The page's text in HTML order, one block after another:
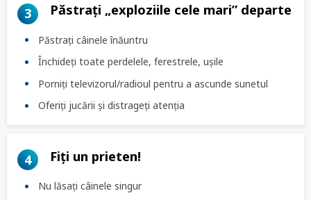
3 Păstrați „exploziile cele mari” departe
Păstrați câinele înăuntru
Închideți toate perdelele, ferestrele, ușile
Porniți televizorul/radioul pentru a ascunde sunetul
Oferiți jucării și distrageți atenția
4 Fiți un prieten!
Nu lăsați câinele singur